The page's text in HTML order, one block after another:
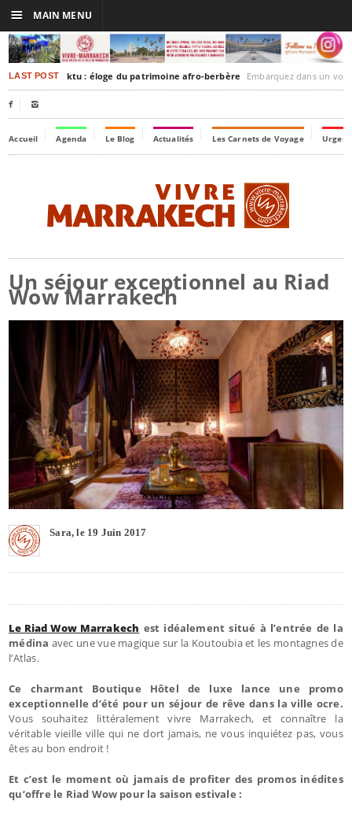
LAST POSTTimbuktu : éloge du patrimoine afro-berbère Embarquez dans un voyage culturel dans le
 
Accueil Agenda Le Blog Actualités Les Carnets de Voyage
Un séjour exceptionnel au Riad
Wow Marrakech
Sara, le 19 Juin 2017
Le Riad Wow Marrakech est idéalement situé à l’entrée de la
médina avec une vue magique sur la Koutoubia et les montagnes de
l’Atlas.
Ce charmant Boutique Hôtel de luxe lance une promo
exceptionnelle d’été pour un séjour de rêve dans la ville ocre.
Vous souhaitez littéralement vivre Marrakech, et connaître la
véritable vieille ville qui ne dort jamais, ne vous inquiétez pas, vous
êtes au bon endroit !
Et c’est le moment où jamais de profiter des promos inédites
qu’offre le Riad Wow pour la saison estivale :
☰ MAIN MENU